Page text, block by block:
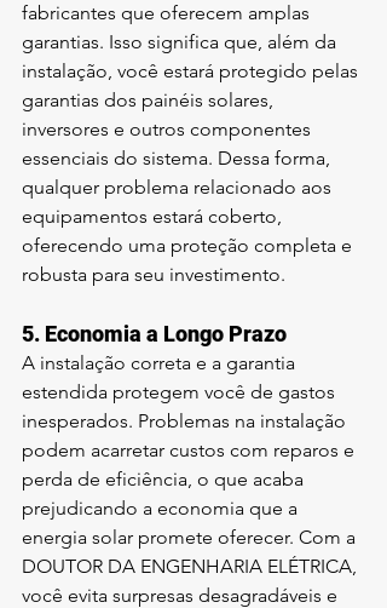
fabricantes que oferecem amplas
garantias. Isso significa que, além da
instalação, você estará protegido pelas
garantias dos painéis solares,
inversores e outros componentes
essenciais do sistema. Dessa forma,
qualquer problema relacionado aos
equipamentos estará coberto,
oferecendo uma proteção completa e
robusta para seu investimento.
5. Economia a Longo Prazo
A instalação correta e a garantia
estendida protegem você de gastos
inesperados. Problemas na instalação
podem acarretar custos com reparos e
perda de eficiência, o que acaba
prejudicando a economia que a
energia solar promete oferecer. Com a
DOUTOR DA ENGENHARIA ELÉTRICA,
você evita surpresas desagradáveis e